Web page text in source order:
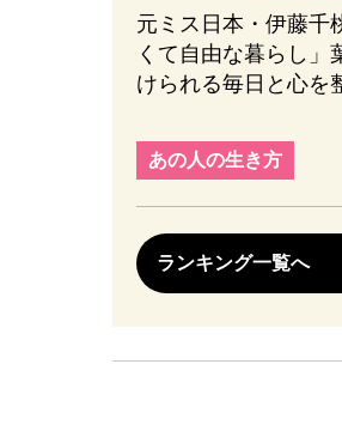
元ミス日本・伊藤千
くて自由な暮らし」
けられる毎日と心を
あの人の生き方
ランキング一覧へ